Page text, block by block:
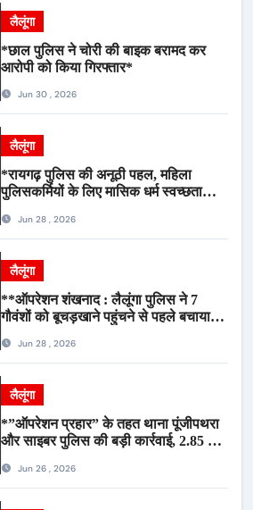
लैलूंगा
*छाल पुलिस ने चोरी की बाइक बरामद कर
आरोपी को किया गिरफ्तार*
Jun 30 , 2026
लैलूंगा
*रायगढ़ पुलिस की अनूठी पहल, महिला
पुलिसकर्मियों के लिए मासिक धर्म स्वच्छता
Jun 28 , 2026
लैलूंगा
**ऑपरेशन शंखनाद : लैलूंगा पुलिस ने 7
गौवंशों को बूचड़खाने पहुंचने से पहले बचाया,
Jun 28 , 2026
लैलूंगा
*”ऑपरेशन प्रहार” के तहत थाना पूंजीपथरा
और साइबर पुलिस की बड़ी कार्रवाई, 2.85 टन
Jun 26 , 2026